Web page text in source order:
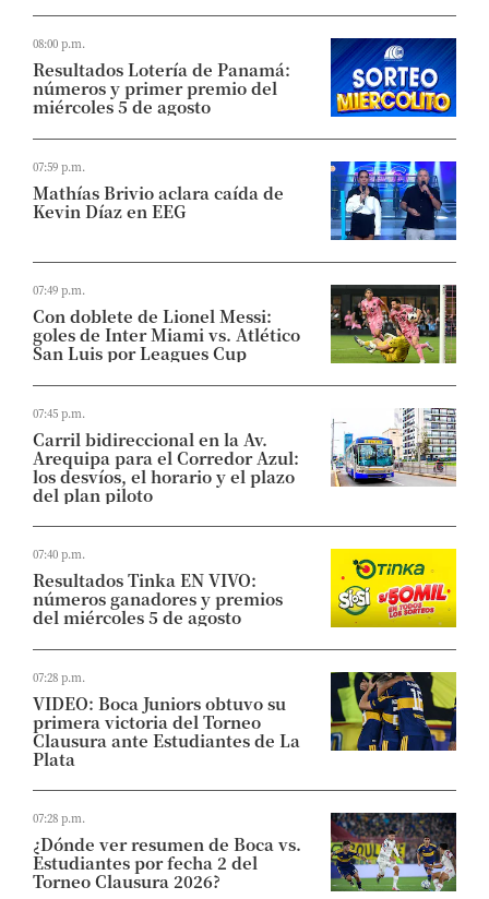
08:00 p.m.
Resultados Lotería de Panamá:
números y primer premio del
miércoles 5 de agosto
07:59 p.m.
Mathías Brivio aclara caída de
Kevin Díaz en EEG
07:49 p.m.
Con doblete de Lionel Messi:
goles de Inter Miami vs. Atlético
San Luis por Leagues Cup
07:45 p.m.
Carril bidireccional en la Av.
Arequipa para el Corredor Azul:
los desvíos, el horario y el plazo
del plan piloto
07:40 p.m.
Resultados Tinka EN VIVO:
números ganadores y premios
del miércoles 5 de agosto
07:28 p.m.
VIDEO: Boca Juniors obtuvo su
primera victoria del Torneo
Clausura ante Estudiantes de La
Plata
07:28 p.m.
¿Dónde ver resumen de Boca vs.
Estudiantes por fecha 2 del
Torneo Clausura 2026?